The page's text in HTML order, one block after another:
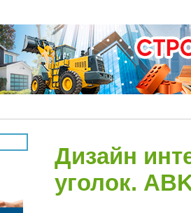
Дизайн
уголок.